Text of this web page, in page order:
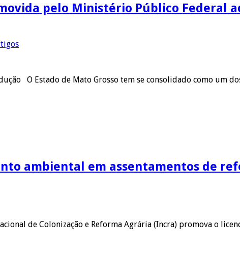
pelo Ministério Público Federal
O Estado de Mato Grosso tem se consolidado como um
ambiental em assentamentos de
de Colonização e Reforma Agrária (Incra) promova o